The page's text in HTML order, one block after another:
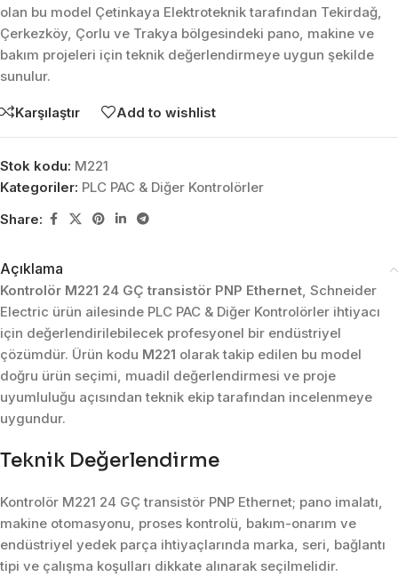
olan bu model Çetinkaya Elektroteknik tarafından Tekirdağ,
Çerkezköy, Çorlu ve Trakya bölgesindeki pano, makine ve
bakım projeleri için teknik değerlendirmeye uygun şekilde
sunulur.
Karşılaştır Add to wishlist
Stok kodu: M221
Kategoriler: PLC PAC & Diğer Kontrolörler
Share:
Açıklama
Kontrolör M221 24 GÇ transistör PNP Ethernet, Schneider
Electric ürün ailesinde PLC PAC & Diğer Kontrolörler ihtiyacı
için değerlendirilebilecek profesyonel bir endüstriyel
çözümdür. Ürün kodu M221 olarak takip edilen bu model
doğru ürün seçimi, muadil değerlendirmesi ve proje
uyumluluğu açısından teknik ekip tarafından incelenmeye
uygundur.
Teknik Değerlendirme
Kontrolör M221 24 GÇ transistör PNP Ethernet; pano imalatı,
makine otomasyonu, proses kontrolü, bakım-onarım ve
endüstriyel yedek parça ihtiyaçlarında marka, seri, bağlantı
tipi ve çalışma koşulları dikkate alınarak seçilmelidir.